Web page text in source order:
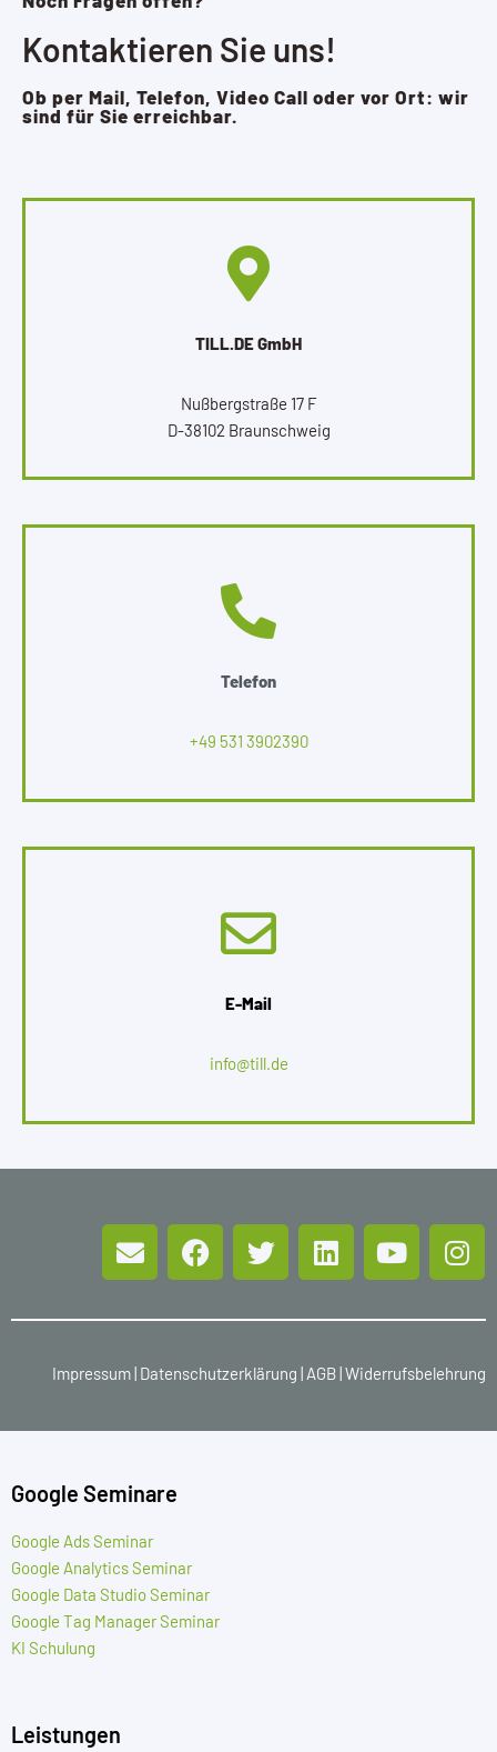
Kontaktieren Sie uns!
Ob per Mail, Telefon, Video Call oder vor Ort: wir
sind für Sie erreichbar.
TILL.DE GmbH
Nußbergstraße 17 F
D-38102 Braunschweig
Telefon
+49 531 3902390
E-Mail
info@till.de
Impressum| Datenschutzerklärung | AGB|Widerrufsbelehrung
Google Seminare
Google Ads Seminar
Google Analytics Seminar
Google Data Studio Seminar
Google Tag Manager Seminar
KI Schulung
Leistungen